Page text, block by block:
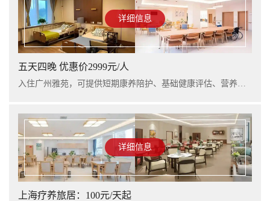
详细信息
五天四晚 优惠价2999元/人
详细信息
上海疗养旅居：100元/天起